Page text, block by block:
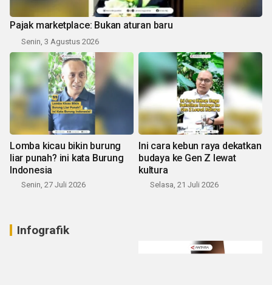
Pajak marketplace: Bukan aturan baru
Senin, 3 Agustus 2026
Lomba kicau bikin burung
liar punah? ini kata Burung
Indonesia
Senin, 27 Juli 2026
Ini cara kebun raya dekatkan
budaya ke Gen Z lewat
kultura
Selasa, 21 Juli 2026
Infografik